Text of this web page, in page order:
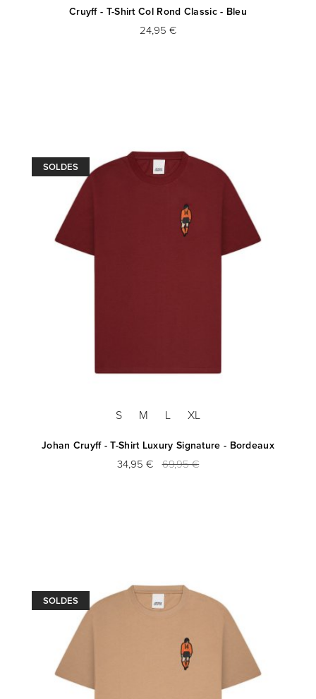
Cruyff - T-Shirt Col Rond Classic - Bleu
24,95 €
SOLDES
S M L XL
Johan Cruyff - T-Shirt Luxury Signature - Bordeaux
34,95 € 69,95 €
SOLDES